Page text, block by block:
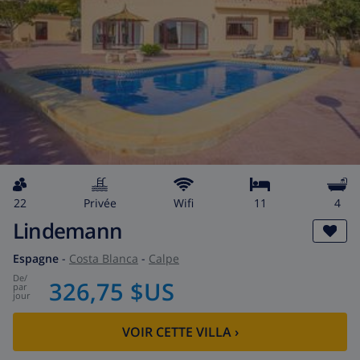
22 privée wifi 11 4
Lindemann
Espagne - Costa Blanca - Calpe
de/
par
jour 326,75 $US
VOIR CETTE VILLA›